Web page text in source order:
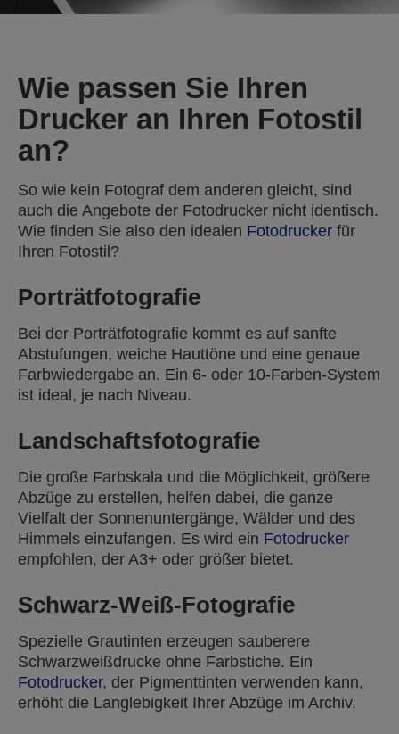
Wie passen Sie Ihren
Drucker an Ihren Fotostil
an?
So wie kein Fotograf dem anderen gleicht, sind
auch die Angebote der Fotodrucker nicht identisch.
Wie finden Sie also den idealen Fotodrucker für
Ihren Fotostil?
Porträtfotografie
Bei der Porträtfotografie kommt es auf sanfte
Abstufungen, weiche Hauttöne und eine genaue
Farbwiedergabe an. Ein 6- oder 10-Farben-System
ist ideal, je nach Niveau.
Landschaftsfotografie
Die große Farbskala und die Möglichkeit, größere
Abzüge zu erstellen, helfen dabei, die ganze
Vielfalt der Sonnenuntergänge, Wälder und des
Himmels einzufangen. Es wird ein Fotodrucker
empfohlen, der A3+ oder größer bietet.
Schwarz-Weiß-Fotografie
Spezielle Grautinten erzeugen sauberere
Schwarzweißdrucke ohne Farbstiche. Ein
Fotodrucker, der Pigmenttinten verwenden kann,
erhöht die Langlebigkeit Ihrer Abzüge im Archiv.